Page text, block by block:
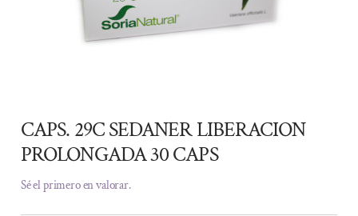
CAPS. 29C SEDANER LIBERACION
PROLONGADA 30 CAPS
Sé el primero en valorar.